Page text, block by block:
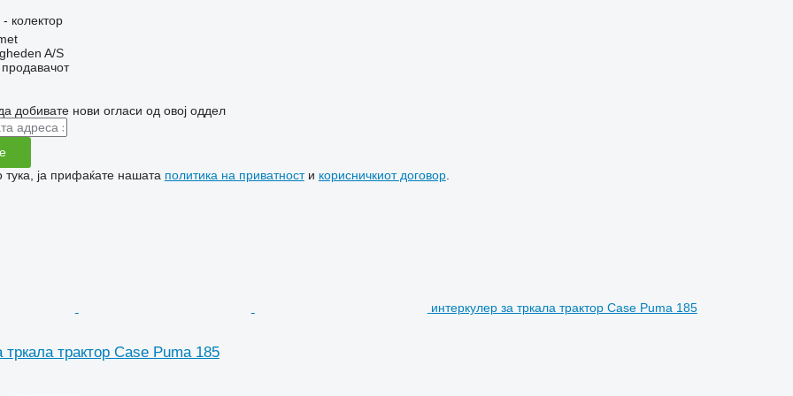
колектор
A/S
продавачот
добивате нови огласи од овој оддел
ја прифаќате нашата политика на приватности корисничкиот договор.
интеркулер за тркала трактор Case Puma 185
тркала трактор Case Puma 185